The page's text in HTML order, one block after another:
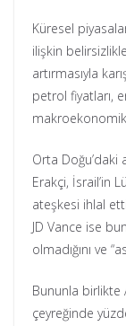
Küresel
ilişkin
artırmasıyla
petrol fiyatları,
Orta Doğu’daki
Erakçi, İsrail’in
ateşkesi ihlal
JD Vance ise
olmadığını ve
Bununla birlikte
çeyreğinde